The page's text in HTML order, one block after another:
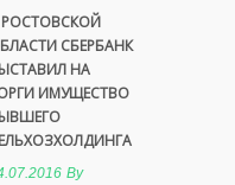
РОСТОВСКОЙ
СБЕРБАНК
НА
ИМУЩЕСТВО
By